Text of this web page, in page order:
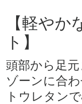
【軽や
ト】
頭部から足
ゾーンに合
トウレタン